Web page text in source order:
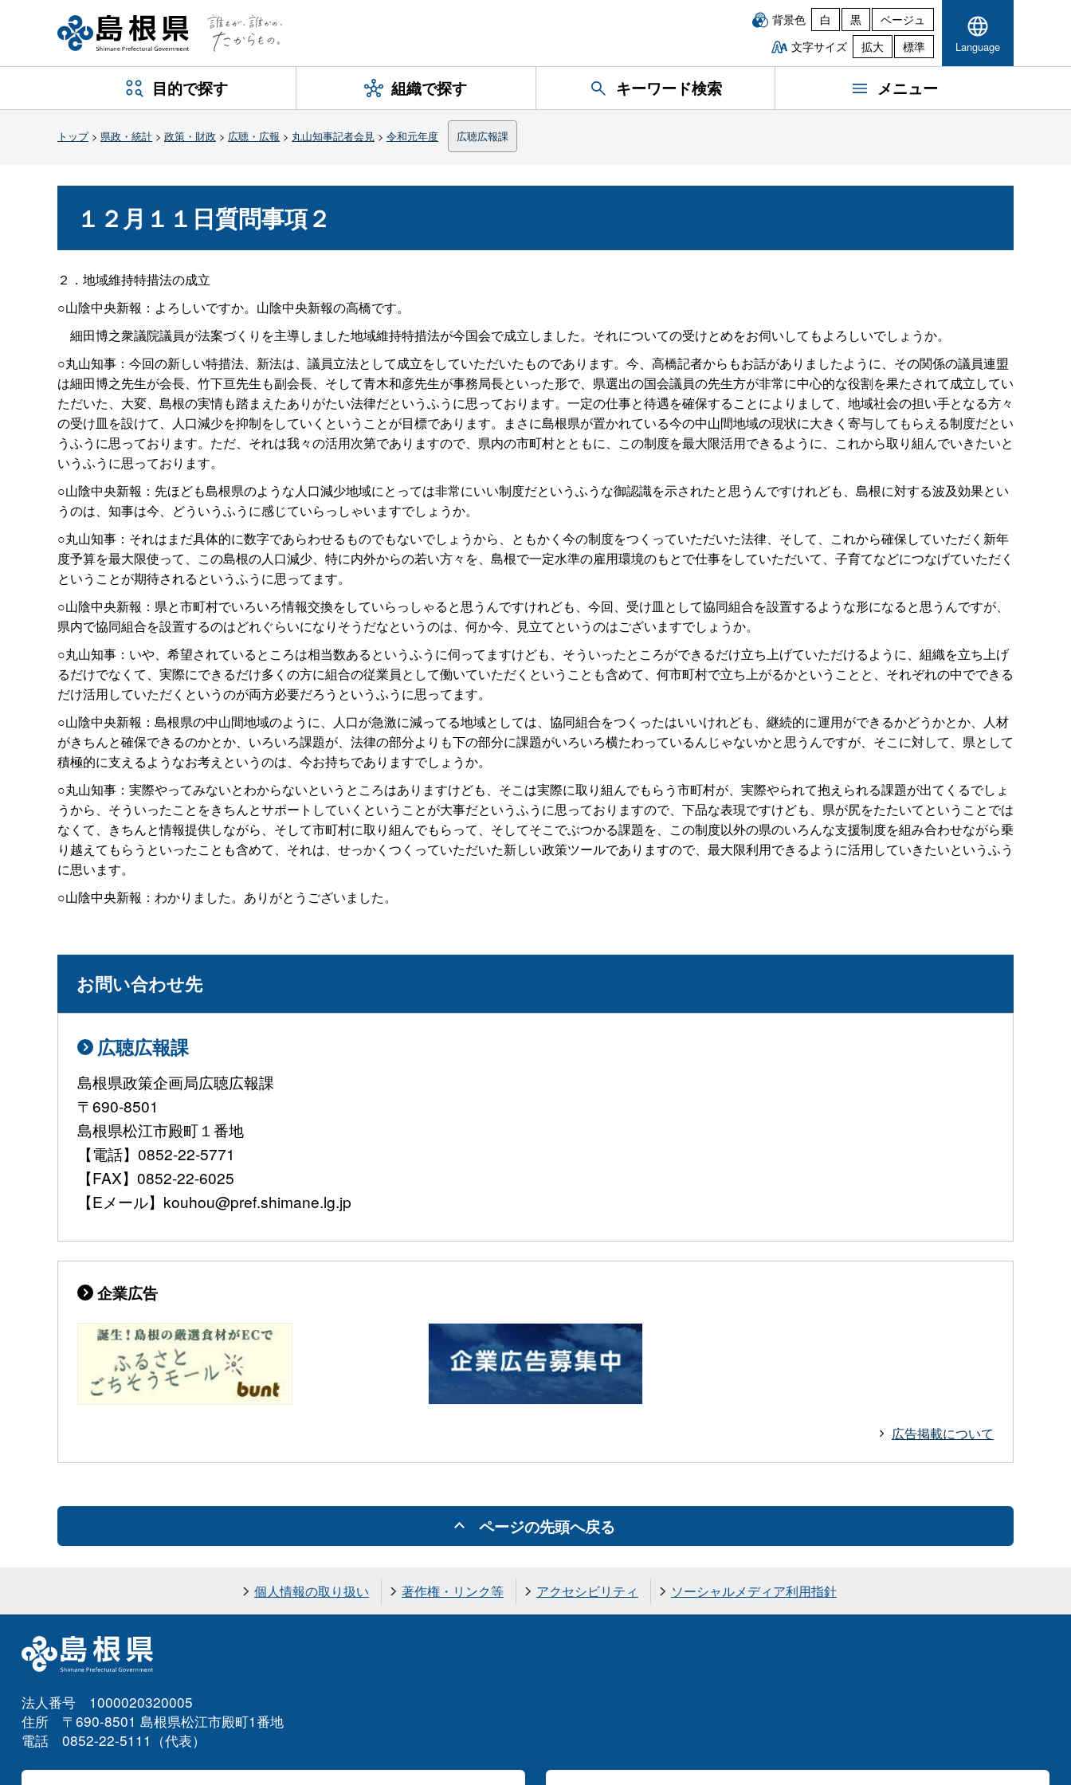
背景色 白 黒
ベージュ
文字サイズ
拡大 標準 Language
目的で探す 組織で探す キーワード検索 メニュー
トップ> 県政・統計 > 政策・財政 > 広聴・広報 > 丸山知事記者会見 > 令和元年度 広聴広報課
１２月１１日質問事項２
２．地域維持特措法の成立
○山陰中央新報：よろしいですか。山陰中央新報の高橋です。
細田博之衆議院議員が法案づくりを主導しました地域維持特措法が今国会で成立しました。それについての受けとめをお伺いしてもよろしいでしょうか。
○丸山知事：今回の新しい特措法、新法は、議員立法として成立をしていただいたものであります。今、高橋記者からもお話がありましたように、その関係の議員連盟
は細田博之先生が会長、竹下亘先生も副会長、そして青木和彦先生が事務局長といった形で、県選出の国会議員の先生方が非常に中心的な役割を果たされて成立してい
ただいた、大変、島根の実情も踏まえたありがたい法律だというふうに思っております。一定の仕事と待遇を確保することによりまして、地域社会の担い手となる方々
の受け皿を設けて、人口減少を抑制をしていくということが目標であります。まさに島根県が置かれている今の中山間地域の現状に大きく寄与してもらえる制度だとい
うふうに思っております。ただ、それは我々の活用次第でありますので、県内の市町村とともに、この制度を最大限活用できるように、これから取り組んでいきたいと
いうふうに思っております。
○山陰中央新報：先ほども島根県のような人口減少地域にとっては非常にいい制度だというふうな御認識を示されたと思うんですけれども、島根に対する波及効果とい
うのは、知事は今、どういうふうに感じていらっしゃいますでしょうか。
○丸山知事：それはまだ具体的に数字であらわせるものでもないでしょうから、ともかく今の制度をつくっていただいた法律、そして、これから確保していただく新年
度予算を最大限使って、この島根の人口減少、特に内外からの若い方々を、島根で一定水準の雇用環境のもとで仕事をしていただいて、子育てなどにつなげていただく
ということが期待されるというふうに思ってます。
○山陰中央新報：県と市町村でいろいろ情報交換をしていらっしゃると思うんですけれども、今回、受け皿として協同組合を設置するような形になると思うんですが、
県内で協同組合を設置するのはどれぐらいになりそうだなというのは、何か今、見立てというのはございますでしょうか。
○丸山知事：いや、希望されているところは相当数あるというふうに伺ってますけども、そういったところができるだけ立ち上げていただけるように、組織を立ち上げ
るだけでなくて、実際にできるだけ多くの方に組合の従業員として働いていただくということも含めて、何市町村で立ち上がるかということと、それぞれの中でできる
だけ活用していただくというのが両方必要だろうというふうに思ってます。
○山陰中央新報：島根県の中山間地域のように、人口が急激に減ってる地域としては、協同組合をつくったはいいけれども、継続的に運用ができるかどうかとか、人材
がきちんと確保できるのかとか、いろいろ課題が、法律の部分よりも下の部分に課題がいろいろ横たわっているんじゃないかと思うんですが、そこに対して、県として
積極的に支えるようなお考えというのは、今お持ちでありますでしょうか。
○丸山知事：実際やってみないとわからないというところはありますけども、そこは実際に取り組んでもらう市町村が、実際やられて抱えられる課題が出てくるでしょ
うから、そういったことをきちんとサポートしていくということが大事だというふうに思っておりますので、下品な表現ですけども、県が尻をたたいてということでは
なくて、きちんと情報提供しながら、そして市町村に取り組んでもらって、そしてそこでぶつかる課題を、この制度以外の県のいろんな支援制度を組み合わせながら乗
り越えてもらうといったことも含めて、それは、せっかくつくっていただいた新しい政策ツールでありますので、最大限利用できるように活用していきたいというふう
に思います。
○山陰中央新報：わかりました。ありがとうございました。
お問い合わせ先
広聴広報課
島根県政策企画局広聴広報課
〒690-8501
島根県松江市殿町１番地
【電話】0852-22-5771
【FAX】0852-22-6025
【Eメール】kouhou@pref.shimane.lg.jp
企業広告
広告掲載について
ページの先頭へ戻る
個人情報の取り扱い 著作権・リンク等 アクセシビリティ ソーシャルメディア利用指針
法人番号 1000020320005
住所 〒690-8501 島根県松江市殿町1番地
電話 0852-22-5111（代表）